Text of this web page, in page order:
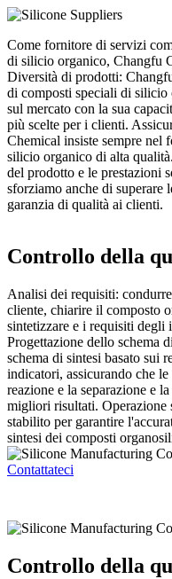
Come fornitore di servizi
di silicio organico, Changfu
Diversità di prodotti:
di composti speciali di
sul mercato con la sua
più scelte per i clienti.
Chemical insiste sempre nel
silicio organico di alta
del prodotto e le prestazioni
sforziamo anche di superare
garanzia di qualità ai clienti.
Controllo della
Analisi dei requisiti:
cliente, chiarire il composto
sintetizzare e i requisiti degli
Progettazione dello schema
schema di sintesi basato sui
indicatori, assicurando che
reazione e la separazione e
migliori risultati. Operazione
stabilito per garantire
sintesi dei composti
Contattateci
Controllo della